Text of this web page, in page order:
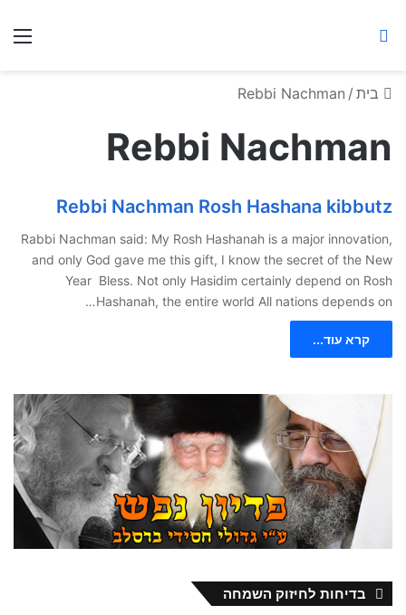
בית /
Rebbi Nachman
Rebbi Nachman
Rebbi Nachman Rosh Hashana kibbutz
Rabbi Nachman said: My Rosh Hashanah is a major innovation,
and only God gave me this gift, I know the secret of the New
Year Bless. Not only Hasidim certainly depend on Rosh
Hashanah, the entire world All nations depends on…
קרא עוד...
בדיחות לחיזוק השמחה